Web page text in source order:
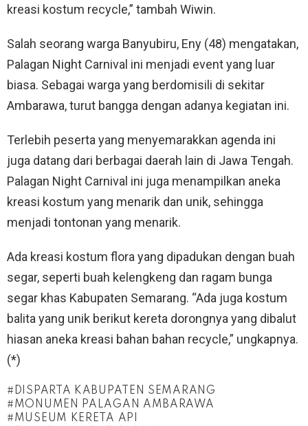
kreasi kostum recycle,” tambah Wiwin.
Salah seorang warga Banyubiru, Eny (48) mengatakan,
Palagan Night Carnival ini menjadi event yang luar
biasa. Sebagai warga yang berdomisili di sekitar
Ambarawa, turut bangga dengan adanya kegiatan ini.
Terlebih peserta yang menyemarakkan agenda ini
juga datang dari berbagai daerah lain di Jawa Tengah.
Palagan Night Carnival ini juga menampilkan aneka
kreasi kostum yang menarik dan unik, sehingga
menjadi tontonan yang menarik.
Ada kreasi kostum flora yang dipadukan dengan buah
segar, seperti buah kelengkeng dan ragam bunga
segar khas Kabupaten Semarang. “Ada juga kostum
balita yang unik berikut kereta dorongnya yang dibalut
hiasan aneka kreasi bahan bahan recycle,” ungkapnya.
(*)
DISPARTA KABUPATEN SEMARANG
MONUMEN PALAGAN AMBARAWA
MUSEUM KERETA API